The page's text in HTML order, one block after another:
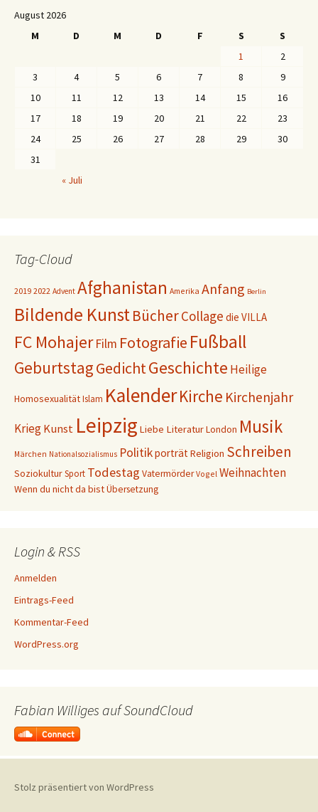
August 2026
M
D M D F S
S
1
2
3
4 5 6 7 8
9
10
11 12 13 14 15
16
17
18 19 20 21 22
23
24
25 26 27 28 29
30
31
« Juli
Tag-Cloud
2019 2022 Advent Afghanistan Amerika Anfang Berlin
Bildende KunstBücherCollage die VILLA
FC Mohajer Film Fotografie Fußball
GeburtstagGedichtGeschichte Heilige
HomosexualitätIslam KalenderKirche Kirchenjahr
Krieg Kunst Leipzig Liebe LiteraturLondon Musik
Märchen Nationalsozialismus PolitikporträtReligion Schreiben
SoziokulturSport Todestag Vatermörder Vogel Weihnachten
Wenn du nicht da bistÜbersetzung
Login & RSS
Anmelden
Eintrags-Feed
Kommentar-Feed
WordPress.org
Fabian Williges auf SoundCloud
Stolz präsentiert von WordPress